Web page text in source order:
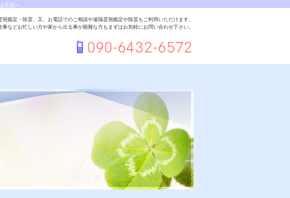
天龍へ
視鑑定・除霊、又、お電話でのご相談や遠隔霊視鑑定や除霊もご利用いただけます。
事などお忙しい方や家から出る事が困難な方もまずはお気軽にお問い合わせ下さい。